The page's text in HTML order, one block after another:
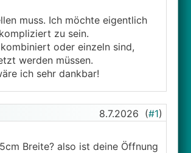
muss. Ich möchte eigentlich
zu sein.
oder einzeln sind,
werden müssen.
ich sehr dankbar!
8.7.2026 (#1)
Breite? also ist deine Öffnung